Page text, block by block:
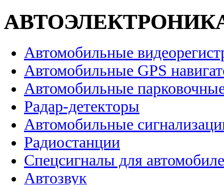
Автомобильные
Автомобильные GPS
Автомобильные
Радар-детекторы
Автомобильные
Радиостанции
Спецсигналы для
Автозвук